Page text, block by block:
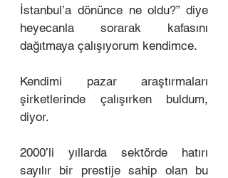
İstanbul’a dönünce ne oldu?” diye
heyecanla sorarak kafasını
dağıtmaya çalışıyorum kendimce.
Kendimi pazar araştırmaları
şirketlerinde çalışırken buldum,
diyor.
2000’li yıllarda sektörde hatırı
sayılır bir prestije sahip olan bu